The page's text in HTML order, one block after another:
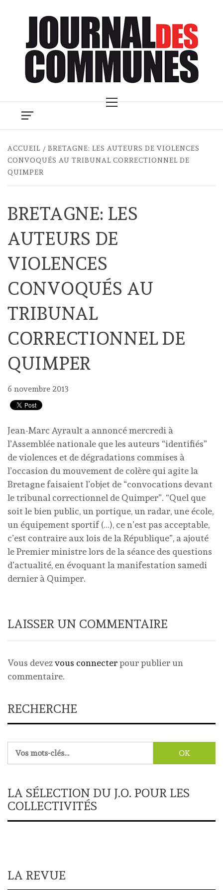
Menu
ACCUEIL
BRETAGNE: LES AUTEURS DE VIOLENCES
CONVOQUÉS AU TRIBUNAL CORRECTIONNEL DE
QUIMPER
BRETAGNE: LES
AUTEURS DE
VIOLENCES
CONVOQUÉS AU
TRIBUNAL
CORRECTIONNEL DE
QUIMPER
6 novembre 2013
Jean-Marc Ayrault a annoncé mercredi à
l’Assemblée nationale que les auteurs “identifiés”
de violences et de dégradations commises à
l’occasion du mouvement de colère qui agite la
Bretagne faisaient l’objet de “convocations devant
le tribunal correctionnel de Quimper”. “Quel que
soit le bien public, un portique, un radar, une école,
un équipement sportif (…), ce n’est pas acceptable,
c’est contraire aux lois de la République”, a ajouté
le Premier ministre lors de la séance des questions
d’actualité, en évoquant la manifestation samedi
dernier à Quimper.
LAISSER UN COMMENTAIRE
Vous devezvous connecterpour publier un
commentaire.
RECHERCHE
LA SÉLECTION DU J.O. POUR LES
COLLECTIVITÉS
LA REVUE